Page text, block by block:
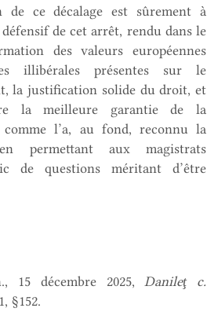
de ce décalage est sûrement à
de cet arrêt, rendu dans le
des valeurs européennes
illibérales présentes sur le
la justification solide du droit, et
la meilleure garantie de la
comme l’a, au fond, reconnu la
permettant aux magistrats
de questions méritant d’être
15 décembre 2025, Danileţ c.
§152.